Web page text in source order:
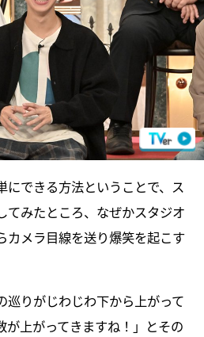
にできる方法ということで、ス
てみたところ、なぜかスタジオ
カメラ目線を送り爆笑を起こす
巡りがじわじわ下から上がって
が上がってきますね！」とその